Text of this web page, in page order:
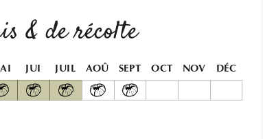
LAITUE
LAITUE
BATAVIA
DE
PARIS
& de récolte
JUI JUIL AOÛ SEPT OCT NOV DÉC